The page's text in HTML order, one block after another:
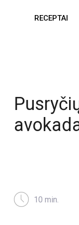
RECEPTAI
10 min.